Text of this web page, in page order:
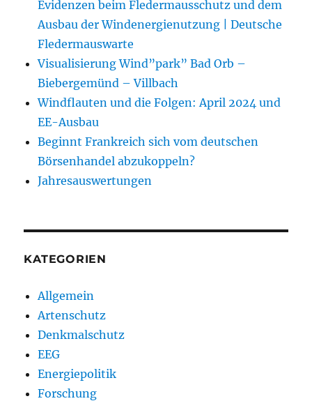
Evidenzen beim Fledermausschutz und dem
Ausbau der Windenergienutzung | Deutsche
Fledermauswarte
Visualisierung Wind”park” Bad Orb –
Biebergemünd – Villbach
Windflauten und die Folgen: April 2024 und
EE-Ausbau
Beginnt Frankreich sich vom deutschen
Börsenhandel abzukoppeln?
Jahresauswertungen
KATEGORIEN
Allgemein
Artenschutz
Denkmalschutz
EEG
Energiepolitik
Forschung